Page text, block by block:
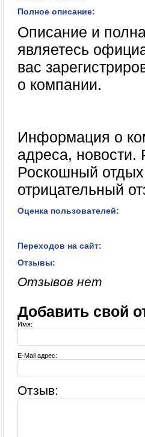
Полное описание:
Описание и
являетесь
вас
о компании.
Информация о
адреса, новости.
Роскошный
отрицательный
Оценка пользователей:
Переходов на сайт:
Отзывы:
Отзывов нет
Добавить свой
Имя:
E-Mail адрес:
Отзыв: